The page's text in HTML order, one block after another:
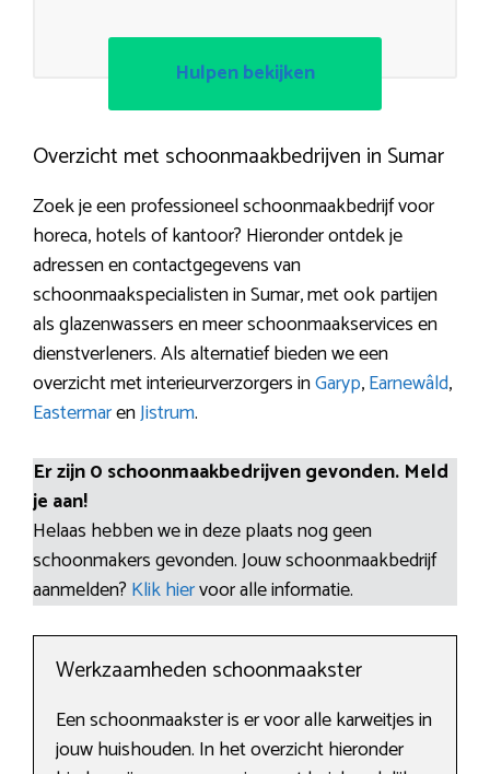
Hulpen bekijken
Overzicht met schoonmaakbedrijven in Sumar
Zoek je een professioneel schoonmaakbedrijf voor
horeca, hotels of kantoor? Hieronder ontdek je
adressen en contactgegevens van
schoonmaakspecialisten in Sumar, met ook partijen
als glazenwassers en meer schoonmaakservices en
dienstverleners. Als alternatief bieden we een
overzicht met interieurverzorgers inGaryp,Earnewâld,
EastermarenJistrum.
Er zijn 0 schoonmaakbedrijven gevonden. Meld
je aan!
Helaas hebben we in deze plaats nog geen
schoonmakers gevonden. Jouw schoonmaakbedrijf
aanmelden? Klik hiervoor alle informatie.
Werkzaamheden schoonmaakster
Een schoonmaakster is er voor alle karweitjes in
jouw huishouden. In het overzicht hieronder